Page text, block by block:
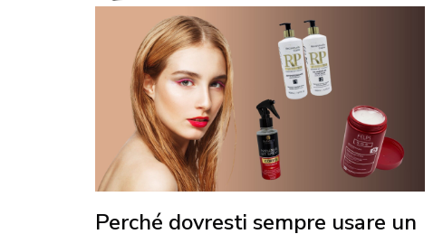
Perché dovresti sempre usare un